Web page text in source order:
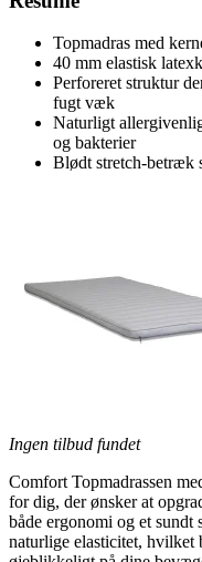
Topmadras med
40 mm elastisk
Perforeret struktur
fugt væk
Naturligt
og bakterier
Blødt stretch-betræk
Ingen tilbud fundet
Comfort Topmadrassen
for dig, der ønsker at
både ergonomi og et
naturlige elasticitet, hvilket